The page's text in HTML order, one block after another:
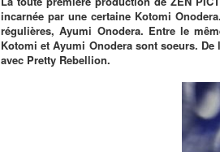
incarnée par une certaine Kotomi
régulières, Ayumi Onodera. Entre le
Kotomi et Ayumi Onodera sont soeurs.
avec Pretty Rebellion.